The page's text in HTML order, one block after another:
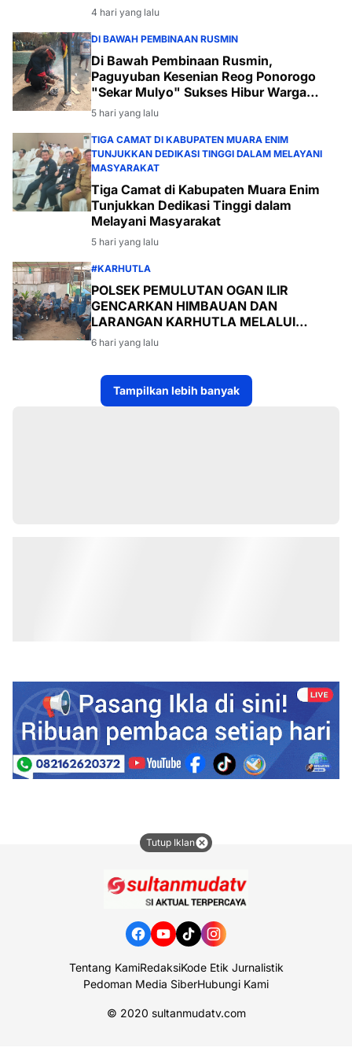
4 hari yang lalu
DI BAWAH PEMBINAAN RUSMIN
Di Bawah Pembinaan Rusmin,
Paguyuban Kesenian Reog Ponorogo
"Sekar Mulyo" Sukses Hibur Warga
Desa Payabakal
5 hari yang lalu
TIGA CAMAT DI KABUPATEN MUARA ENIM
TUNJUKKAN DEDIKASI TINGGI DALAM MELAYANI
MASYARAKAT
Tiga Camat di Kabupaten Muara Enim
Tunjukkan Dedikasi Tinggi dalam
Melayani Masyarakat
5 hari yang lalu
#KARHUTLA
POLSEK PEMULUTAN OGAN ILIR
GENCARKAN HIMBAUAN DAN
LARANGAN KARHUTLA MELALUI
PROGRAM TSKD (TOURING SAMBANG
KE DESA-DESA
6 hari yang lalu
Tampilkan lebih banyak
Tutup Iklan
Tentang KamiRedaksiKode Etik Jurnalistik
Pedoman Media SiberHubungi Kami
© 2020 sultanmudatv.com